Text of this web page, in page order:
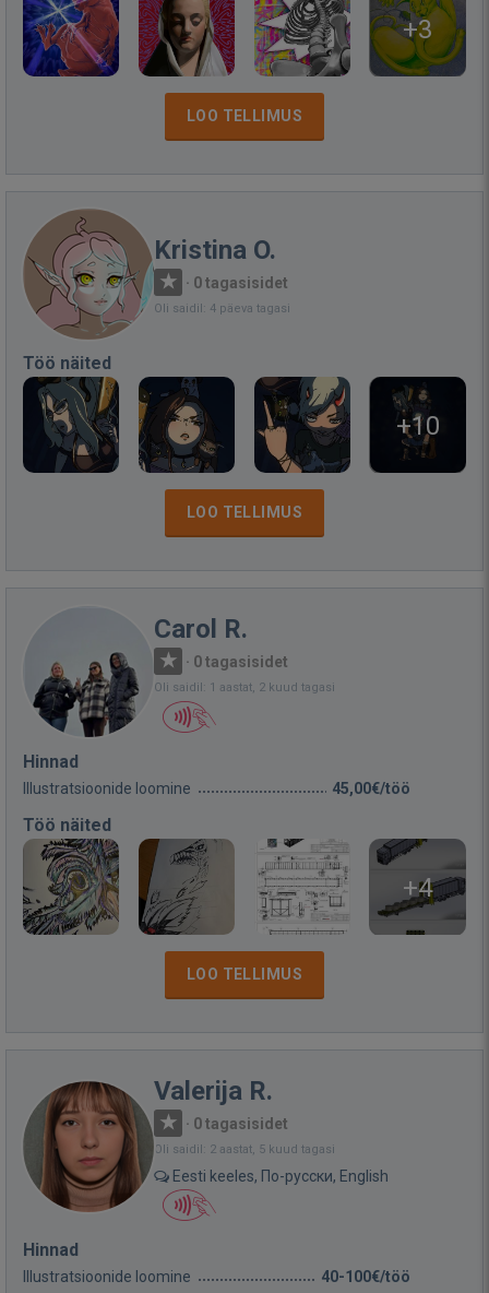
+3
LOO TELLIMUS
Kristina O.
· 0 tagasisidet
Oli saidil: 4 päeva tagasi
Töö näited
+10
LOO TELLIMUS
Carol R.
· 0 tagasisidet
Oli saidil: 1 aastat, 2 kuud tagasi
Hinnad
Illustratsioonide loomine 45,00€/töö
Töö näited
+4
LOO TELLIMUS
Valerija R.
· 0 tagasisidet
Oli saidil: 2 aastat, 5 kuud tagasi
Eesti keeles, По-русски, English
Hinnad
Illustratsioonide loomine 40-100€/töö